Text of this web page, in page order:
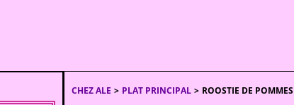
CHEZ ALE > PLAT PRINCIPAL > ROOSTIE DE